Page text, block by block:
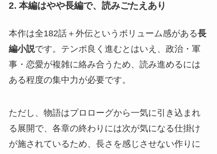
2. 本編はやや長編で、読みごたえあり
本作は全182話＋外伝というボリューム感がある長
編小説です。テンポ良く進むとはいえ、政治・軍
事・恋愛が複雑に絡み合うため、読み進めるには
ある程度の集中力が必要です。
ただし、物語はプロローグから一気に引き込まれ
る展開で、各章の終わりには次が気になる仕掛け
が施されているため、長さを感じさせない作りに